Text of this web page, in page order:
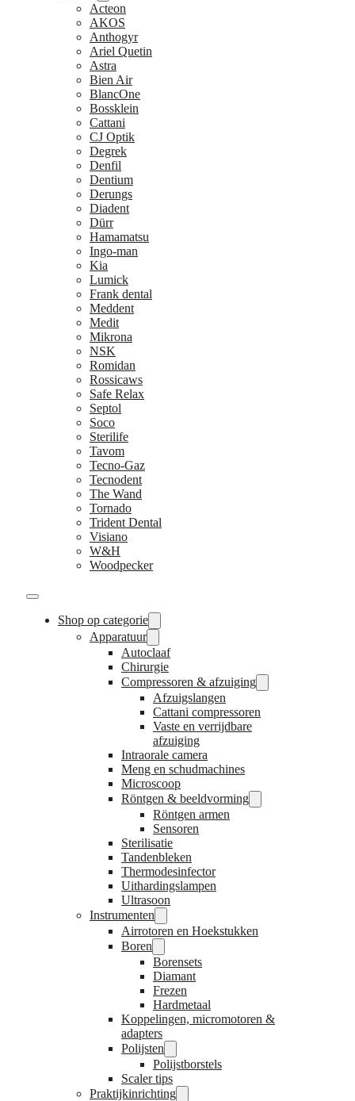
Acteon
AKOS
Anthogyr
Ariel Quetin
Astra
Bien Air
BlancOne
Bossklein
Cattani
CJ Optik
Degrek
Denfil
Dentium
Derungs
Diadent
Dürr
Hamamatsu
Ingo-man
Kia
Lumick
Frank dental
Meddent
Medit
Mikrona
NSK
Romidan
Rossicaws
Safe Relax
Septol
Soco
Sterilife
Tavom
Tecno-Gaz
Tecnodent
The Wand
Tornado
Trident Dental
Visiano
W&H
Woodpecker
Shop op categorie
Apparatuur
Autoclaaf
Chirurgie
Compressoren & afzuiging
Afzuigslangen
Cattani compressoren
Vaste en verrijdbare
afzuiging
Intraorale camera
Meng en schudmachines
Microscoop
Röntgen & beeldvorming
Röntgen armen
Sensoren
Sterilisatie
Tandenbleken
Thermodesinfector
Uithardingslampen
Ultrasoon
Instrumenten
Airrotoren en Hoekstukken
Boren
Borensets
Diamant
Frezen
Hardmetaal
Koppelingen, micromotoren &
adapters
Polijsten
Polijstborstels
Scaler tips
Praktijkinrichting